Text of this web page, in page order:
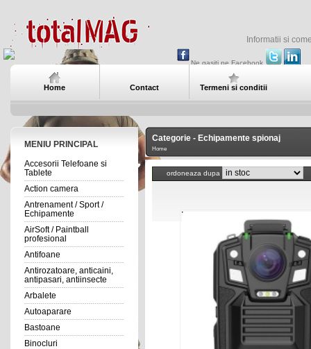
Informatii si
Ne gasiti pe Facebook
Home Contact Termeni si conditii
MENIU PRINCIPAL
Accesorii Telefoane si
Tablete
Action camera
Antrenament / Sport /
Echipamente
AirSoft / Paintball
profesional
Antifoane
Antirozatoare, anticaini,
antipasari, antiinsecte
Arbalete
Autoaparare
Bastoane
Binocluri
Categorie - Echipamente spionaj
Home
ordoneaza dupa